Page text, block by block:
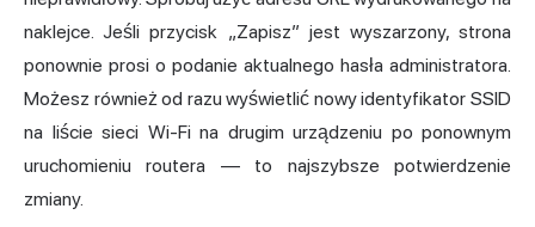
naklejce. Jeśli przycisk „Zapisz” jest wyszarzony, strona
ponownie prosi o podanie aktualnego hasła administratora.
Możesz również od razu wyświetlić nowy identyfikator SSID
na liście sieci Wi-Fi na drugim urządzeniu po ponownym
uruchomieniu routera — to najszybsze potwierdzenie
zmiany.